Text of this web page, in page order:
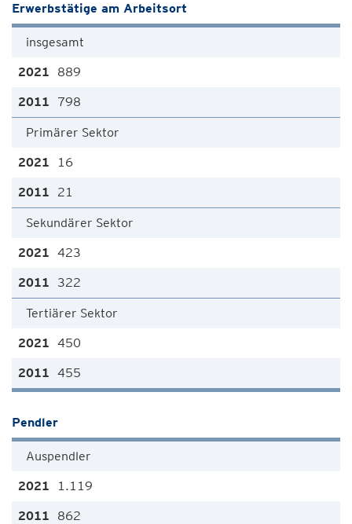
Erwerbstätige am Arbeitsort
insgesamt
889
798
Primärer Sektor
16
21
Sekundärer Sektor
423
322
Tertiärer Sektor
450
455
Pendler
Auspendler
1.119
862